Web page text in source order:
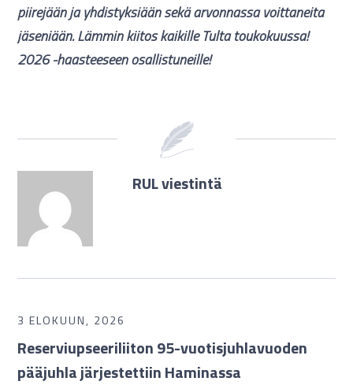
piirejään ja yhdistyksiään sekä arvonnassa voittaneita
jäseniään. Lämmin kiitos kaikille Tulta toukokuussa!
2026 -haasteeseen osallistuneille!
RUL viestintä
3 ELOKUUN, 2026
Reserviupseeriliiton 95-vuotisjuhlavuoden
pääjuhla järjestettiin Haminassa